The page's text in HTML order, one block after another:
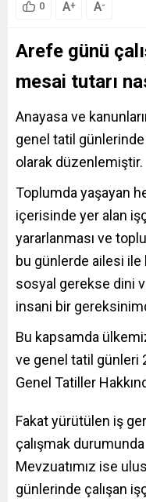
0 A+ A-
Arefe günü
mesai tutarı
Anayasa ve
genel tatil günlerinde
olarak düzenlemiştir.
Toplumda yaşayan
içerisinde yer alan
yararlanması ve
bu günlerde ailesi
sosyal gerekse dini
insani bir
Bu kapsamda
ve genel tatil günleri
Genel Tatiller
Fakat yürütülen iş
çalışmak
Mevzuatımız ise
günlerinde çalışan